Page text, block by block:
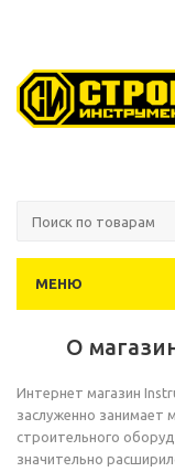
МЕНЮ
О
Интернет магазин
заслуженно занимает
строительного
значительно